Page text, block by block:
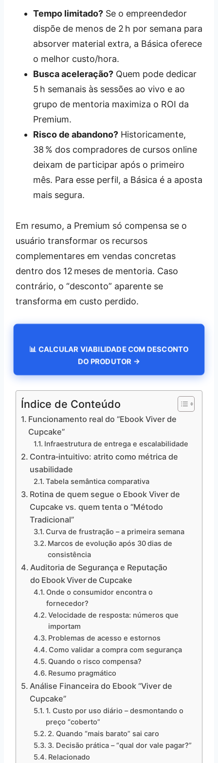
Tempo limitado? Se o empreendedor
dispõe de menos de 2 h por semana para
absorver material extra, a Básica oferece
o melhor custo/hora.
Busca aceleração? Quem pode dedicar
5 h semanais às sessões ao vivo e ao
grupo de mentoria maximiza o ROI da
Premium.
Risco de abandono? Historicamente,
38 % dos compradores de cursos online
deixam de participar após o primeiro
mês. Para esse perfil, a Básica é a aposta
mais segura.
Em resumo, a Premium só compensa se o
usuário transformar os recursos
complementares em vendas concretas
dentro dos 12 meses de mentoria. Caso
contrário, o “desconto” aparente se
transforma em custo perdido.
📊 CALCULAR VIABILIDADE COM DESCONTO
DO PRODUTOR →
Índice de Conteúdo
Funcionamento real do “Ebook Viver de
Cupcake”
Infraestrutura de entrega e escalabilidade
Contra‑intuitivo: atrito como métrica de
usabilidade
Tabela semântica comparativa
Rotina de quem segue o Ebook Viver de
Cupcake vs. quem tenta o “Método
Tradicional”
Curva de frustração – a primeira semana
Marcos de evolução após 30 dias de
consistência
Auditoria de Segurança e Reputação
do Ebook Viver de Cupcake
Onde o consumidor encontra o
fornecedor?
Velocidade de resposta: números que
importam
Problemas de acesso e estornos
Como validar a compra com segurança
Quando o risco compensa?
Resumo pragmático
Análise Financeira do Ebook “Viver de
Cupcake”
1. Custo por uso diário – desmontando o
preço “coberto”
2. Quando “mais barato” sai caro
3. Decisão prática – “qual dor vale pagar?”
Relacionado